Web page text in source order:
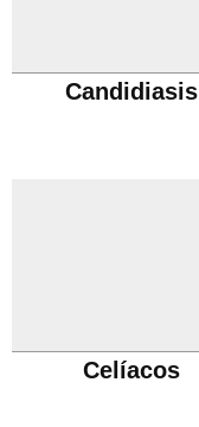
Candidiasis
Celíacos